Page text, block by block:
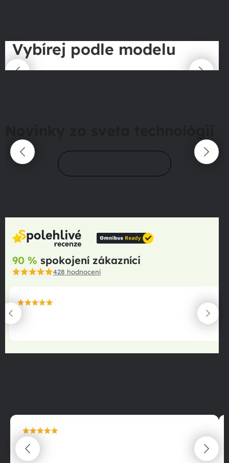
Vybírej podle modelu
90 % spokojení zákazníci
428 hodnocení
maximální spokojenost
22.06.2025
maximální spokojenost
22.06.2025